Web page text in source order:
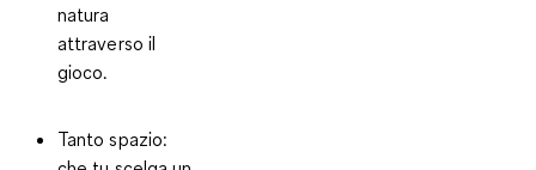
natura
attraverso il
gioco.
Tanto spazio: